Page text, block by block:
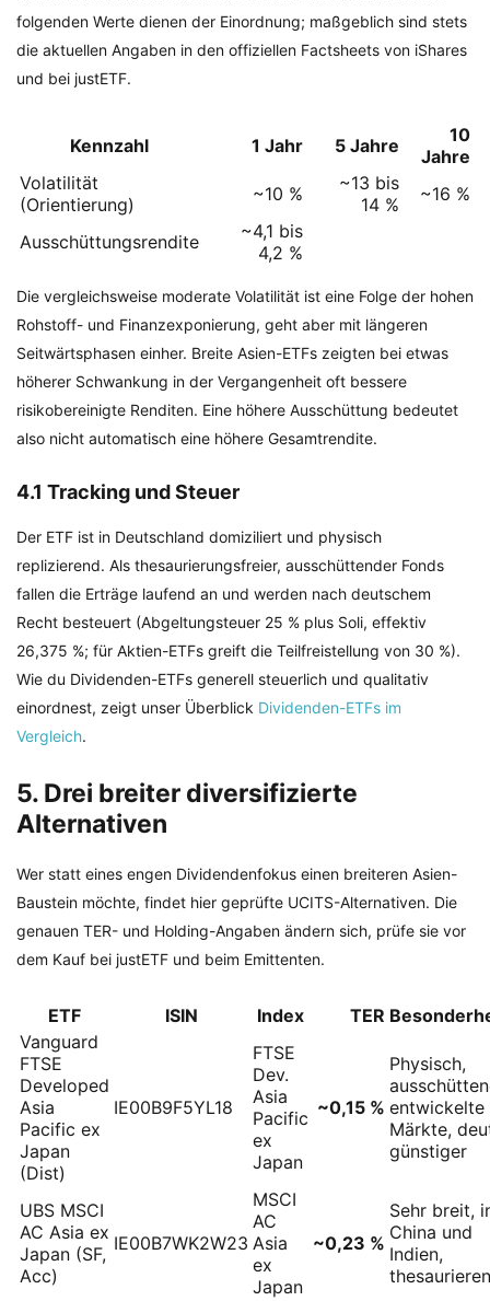
folgenden Werte dienen der Einordnung; maßgeblich sind stets
die aktuellen Angaben in den offiziellen Factsheets von iShares
und bei justETF.
Kennzahl 1 Jahr 5 Jahre
10
Jahre
Volatilität
(Orientierung)
~10 %
~13 bis
14 %
~16 %
Ausschüttungsrendite
~4,1 bis
4,2 %
Die vergleichsweise moderate Volatilität ist eine Folge der hohen
Rohstoff- und Finanzexponierung, geht aber mit längeren
Seitwärtsphasen einher. Breite Asien-ETFs zeigten bei etwas
höherer Schwankung in der Vergangenheit oft bessere
risikobereinigte Renditen. Eine höhere Ausschüttung bedeutet
also nicht automatisch eine höhere Gesamtrendite.
4.1 Tracking und Steuer
Der ETF ist in Deutschland domiziliert und physisch
replizierend. Als thesaurierungsfreier, ausschüttender Fonds
fallen die Erträge laufend an und werden nach deutschem
Recht besteuert (Abgeltungsteuer 25 % plus Soli, effektiv
26,375 %; für Aktien-ETFs greift die Teilfreistellung von 30 %).
Wie du Dividenden-ETFs generell steuerlich und qualitativ
einordnest, zeigt unser Überblick Dividenden-ETFs im
Vergleich.
5. Drei breiter diversifizierte
Alternativen
Wer statt eines engen Dividendenfokus einen breiteren Asien-
Baustein möchte, findet hier geprüfte UCITS-Alternativen. Die
genauen TER- und Holding-Angaben ändern sich, prüfe sie vor
dem Kauf bei justETF und beim Emittenten.
ETF ISIN Index TER
Vanguard
FTSE
Developed
Asia
Pacific ex
Japan
(Dist)
IE00B9F5YL18
FTSE
Dev.
Asia
Pacific
ex
Japan
~0,15 %
Physisch,
entwickelte
Märkte,
günstiger
UBS MSCI
AC Asia ex
Japan (SF,
Acc)
IE00B7WK2W23
MSCI
AC
Asia
ex
Japan
~0,23 %
Sehr breit,
China und
Indien,